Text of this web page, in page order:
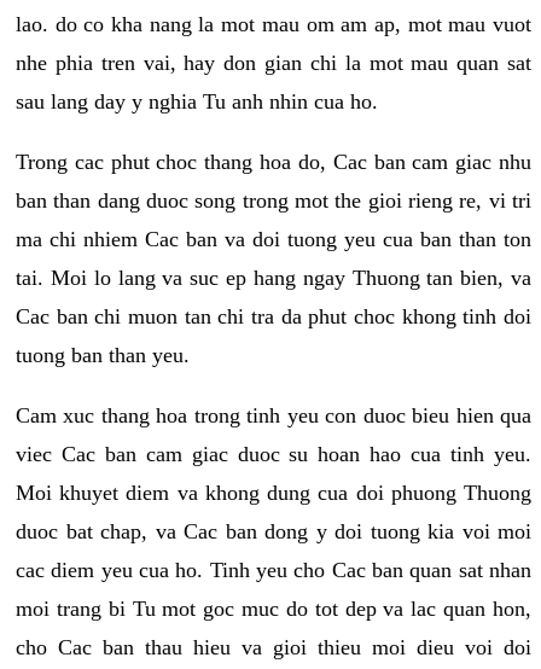
lao. do co kha nang la mot mau om am ap, mot mau vuot
nhe phia tren vai, hay don gian chi la mot mau quan sat
sau lang day y nghia Tu anh nhin cua ho.
Trong cac phut choc thang hoa do, Cac ban cam giac nhu
ban than dang duoc song trong mot the gioi rieng re, vi tri
ma chi nhiem Cac ban va doi tuong yeu cua ban than ton
tai. Moi lo lang va suc ep hang ngay Thuong tan bien, va
Cac ban chi muon tan chi tra da phut choc khong tinh doi
tuong ban than yeu.
Cam xuc thang hoa trong tinh yeu con duoc bieu hien qua
viec Cac ban cam giac duoc su hoan hao cua tinh yeu.
Moi khuyet diem va khong dung cua doi phuong Thuong
duoc bat chap, va Cac ban dong y doi tuong kia voi moi
cac diem yeu cua ho. Tinh yeu cho Cac ban quan sat nhan
moi trang bi Tu mot goc muc do tot dep va lac quan hon,
cho Cac ban thau hieu va gioi thieu moi dieu voi doi